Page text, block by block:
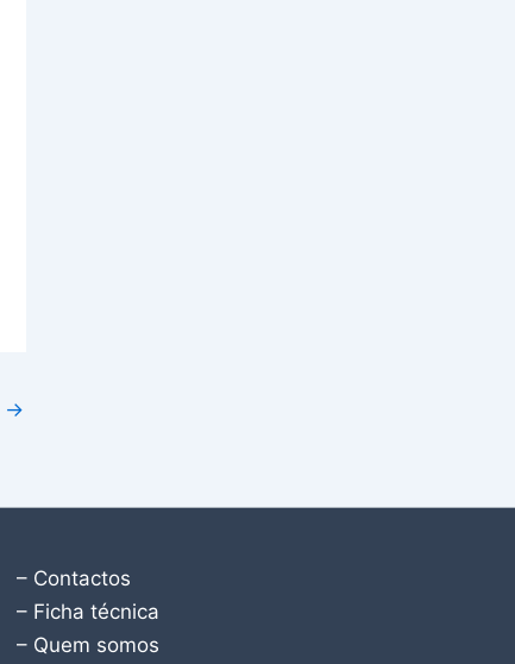
→
– Contactos
– Ficha técnica
– Quem somos